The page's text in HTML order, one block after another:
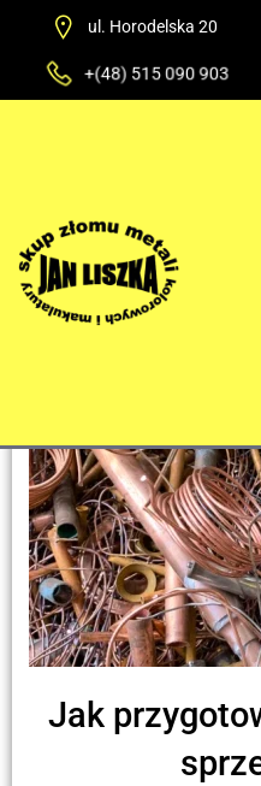
ul. Horodelska 20
+(48) 515 090 903
Jak